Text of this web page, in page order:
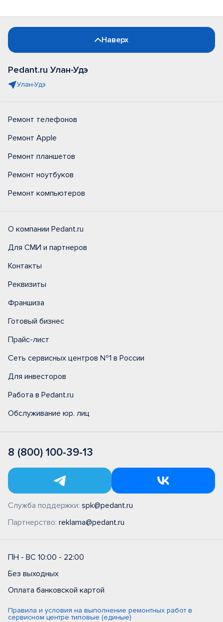
Наверх
Pedant.ru Улан-Удэ
Улан-Удэ
Ремонт телефонов
Ремонт Apple
Ремонт планшетов
Ремонт ноутбуков
Ремонт компьютеров
О компании Pedant.ru
Для СМИ и партнеров
Контакты
Реквизиты
Франшиза
Готовый бизнес
Прайс-лист
Сеть сервисных центров №1 в России
Для инвесторов
Работа в Pedant.ru
Обслуживание юр. лиц
8 (800) 100-39-13
Служба поддержки: spk@pedant.ru
Партнерство: reklama@pedant.ru
ПН - ВС 10:00 - 22:00
Без выходных
Оплата банковской картой
Правила и условия на выполнение ремонтных работ в
сервисном центре типовые (единые)